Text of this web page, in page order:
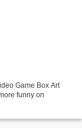
Game Box Art
funny on